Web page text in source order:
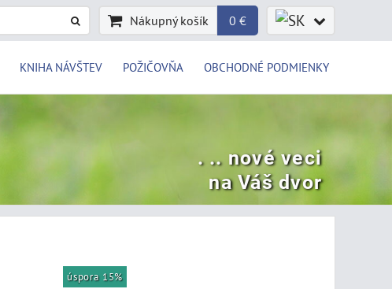
Nákupný košík 0 €
KNIHA NÁVŠTEV POŽIČOVŇA OBCHODNÉ PODMIENKY
. .. nové veci
na Váš dvor
úspora 15%